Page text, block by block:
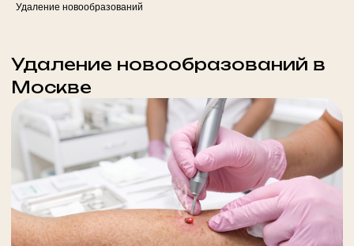
Удаление новообразований
Удаление новообразований в
Новообразования кожи — это родинки, невусы,
папилломы, бородавки, кератомы, фибромы,
гемангиомы, липомы и другие изменения на коже,
которые могут появляться в любом возрасте. Их